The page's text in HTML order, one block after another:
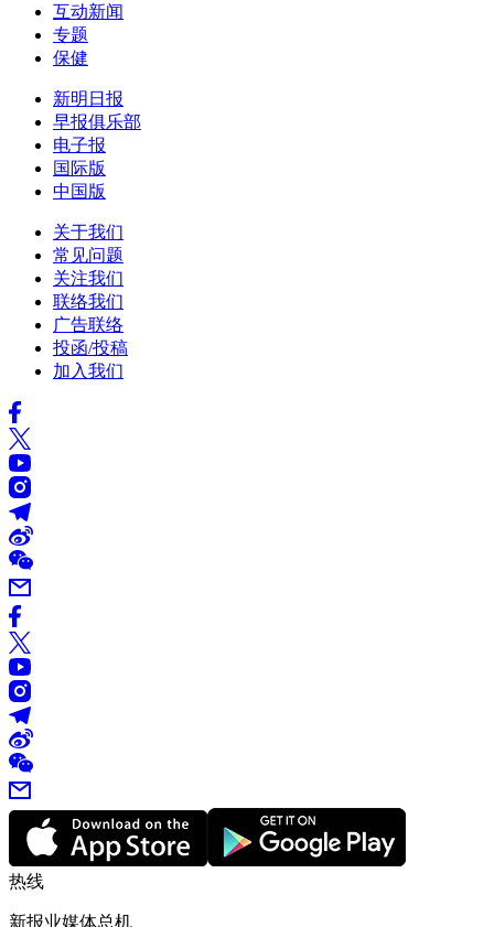
互动新闻
专题
保健
新明日报
早报俱乐部
电子报
国际版
中国版
关于我们
常见问题
关注我们
联络我们
广告联络
投函/投稿
加入我们
热线
新报业媒体总机